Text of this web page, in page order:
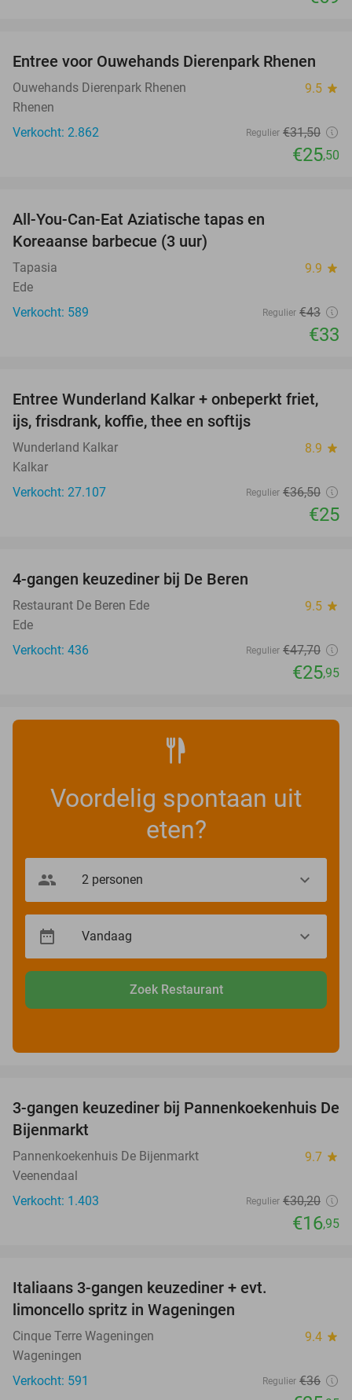
19%
Entree voor Ouwehands Dierenpark Rhenen
Ouwehands Dierenpark Rhenen 9.5 star
Rhenen
Verkocht: 2.862
Regulier €31,50
€25,50
All-You-Can-Eat Aziatische tapas en
Koreaanse barbecue (3 uur)
Tapasia 9.9 star
Ede
Verkocht: 589
Regulier €43
€33
32%
Entree Wunderland Kalkar + onbeperkt friet,
ijs, frisdrank, koffie, thee en softijs
Wunderland Kalkar 8.9 star
Kalkar
Verkocht: 27.107
Regulier €36,50
€25
4-gangen keuzediner bij De Beren
Restaurant De Beren Ede 9.5 star
Ede
Verkocht: 436
Regulier €47,70
€25,95
Voordelig spontaan uit
eten?
Zoek Restaurant
44%
3-gangen keuzediner bij Pannenkoekenhuis De
Bijenmarkt
Pannenkoekenhuis De Bijenmarkt 9.7 star
Veenendaal
Verkocht: 1.403
Regulier €30,20
€16,95
Italiaans 3-gangen keuzediner + evt.
limoncello spritz in Wageningen
Cinque Terre Wageningen 9.4 star
Wageningen
Verkocht: 591
Regulier €36